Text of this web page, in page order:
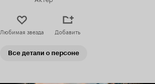
Любимая звезда Добавить
Все детали о персоне